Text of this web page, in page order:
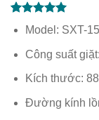
5.00 trên 5
dựa trên
Model: SXT-
Công suất
Kích thước:
Đường kính